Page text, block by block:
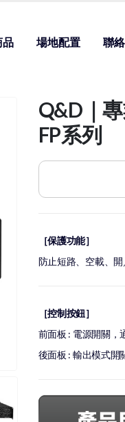
品 場地配置 聯
Q&D｜
FP系列
［保護功能］
防止短路、空載、
［控制按鈕］
前面板 : 電源開關，
後面板 : 輸出模式開